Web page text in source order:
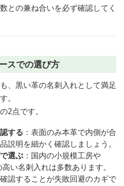
との兼ね合いを必ず確認してく
スでの選び方
、黒い革の名刺入れとして満足
。
2点です。
する ：表面のみ本革で内側が合
説明を細かく確認しましょう。
選ぶ ：国内の小規模工房や
い名刺入れは多数あります。
認することが失敗回避のカギで